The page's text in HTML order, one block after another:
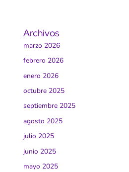
Archivos
marzo 2026
febrero 2026
enero 2026
octubre 2025
septiembre 2025
agosto 2025
julio 2025
junio 2025
mayo 2025